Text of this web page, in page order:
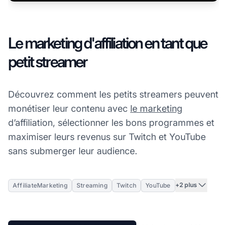
Le marketing d'affiliation en tant que
petit streamer
Découvrez comment les petits streamers peuvent
monétiser leur contenu avec le marketing
d’affiliation, sélectionner les bons programmes et
maximiser leurs revenus sur Twitch et YouTube
sans submerger leur audience.
AffiliateMarketing Streaming Twitch YouTube +2 plus